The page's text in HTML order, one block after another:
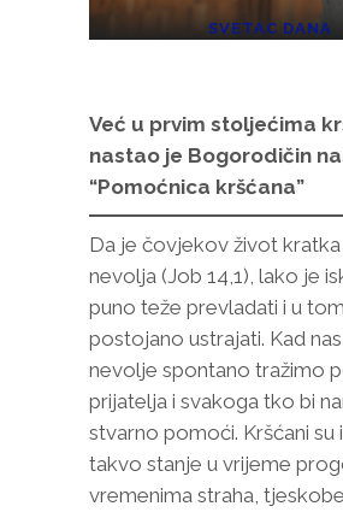
SVETAC DANA
Već u prvim stoljećima
nastao je Bogorodičin
“Pomoćnica kršćana”
Da je čovjekov život kratka
nevolja (Job 14,1), lako je
puno teže prevladati i u
postojano ustrajati. Kad
nevolje spontano tražimo
prijatelja i svakoga tko bi
stvarno pomoći. Kršćani su
takvo stanje u vrijeme
vremenima straha,